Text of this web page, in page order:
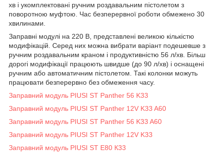
хв і укомплектовані ручним роздавальним пістолетом з
поворотною муфтою. Час безперервної роботи обмежено 30
хвилинами.
Заправні модулі на 220 В, представлені великою кількістю
модифікацій. Серед них можна вибрати варіант подешевше з
ручним роздавальним краном і продуктивністю 56 л/хв. Більш
дорогі модифікації працюють швидше (до 90 л/хв) і оснащені
ручним або автоматичним пістолетом. Такі колонки можуть
працювати безперервно без обмеження часу.
Заправний модуль PIUSI ST Panther 56 K33
Заправний модуль PIUSI ST Panther 12V K33 A60
Заправний модуль PIUSI ST Panther 56 K33 A60
Заправний модуль PIUSI ST Panther 12V K33
Заправний модуль PIUSI ST E80 К33